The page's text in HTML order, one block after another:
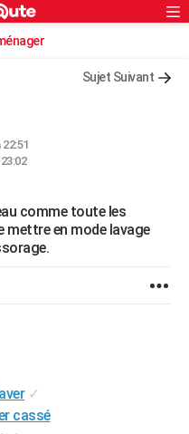
Sujet Suivant
comme toute les
mettre en mode lavage
✓
cassé